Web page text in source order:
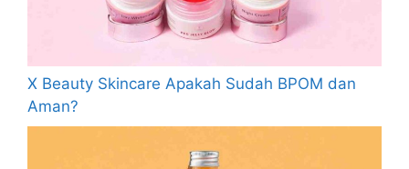
X Beauty Skincare Apakah Sudah BPOM dan
Aman?